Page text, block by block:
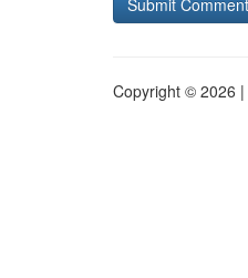
Copyright © 2026 |